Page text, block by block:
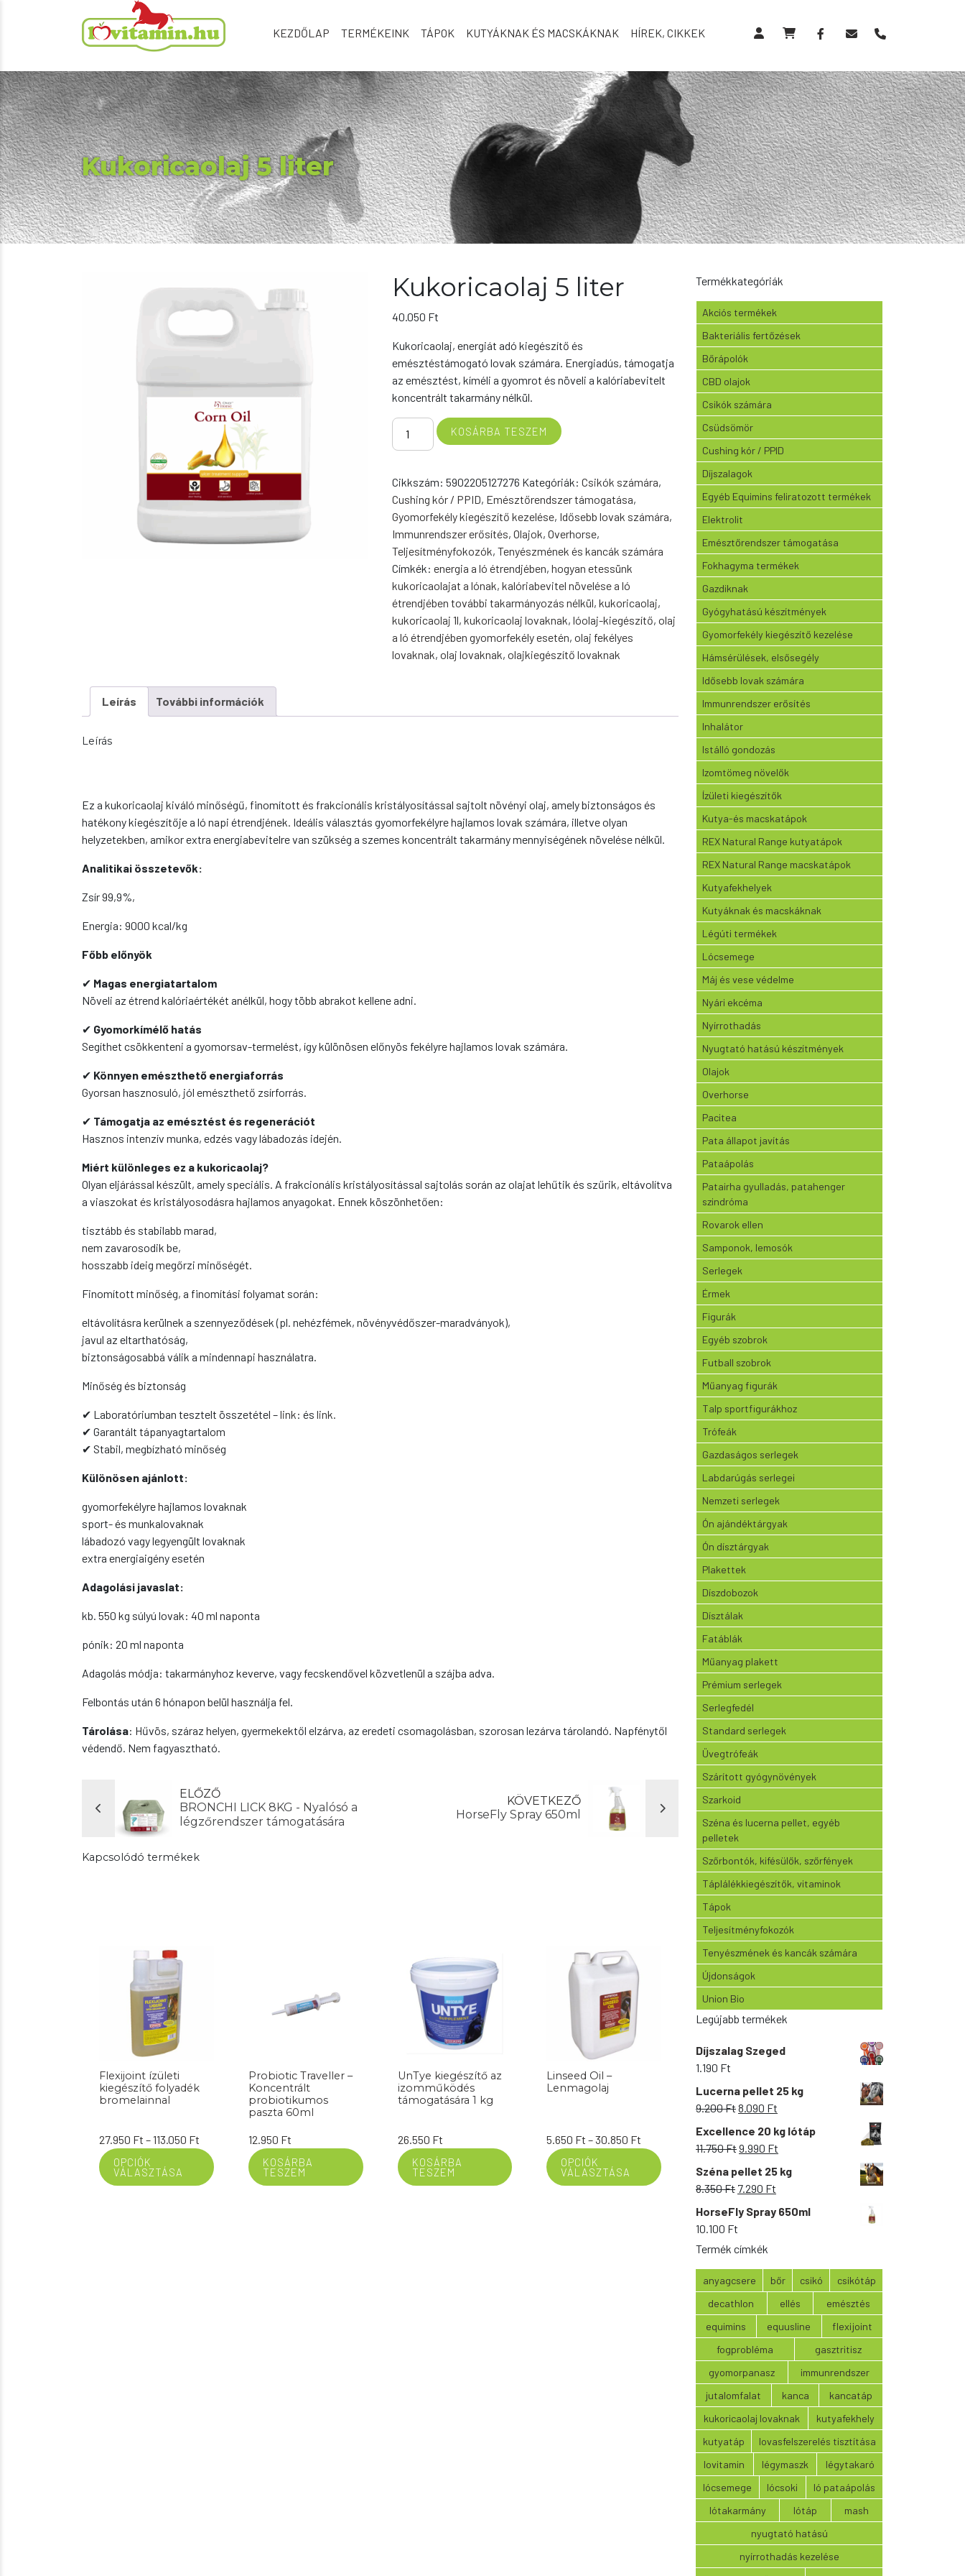
KEZDŐLAP TERMÉKEINK TÁPOK KUTYÁKNAK ÉS MACSKÁKNAK HÍREK, CIKKEK
Kukoricaolaj 5 liter
Kukoricaolaj 5 liter
40.050 Ft
Kukoricaolaj, energiát adó kiegészítő és
emésztéstámogató lovak számára. Energiadús, támogatja
az emésztést, kíméli a gyomrot és növeli a kalóriabevitelt
koncentrált takarmány nélkül.
Kukoricaolaj
mennyiség
KOSÁRBA TESZEM
Cikkszám:5902205127276 Kategóriák:Csikók számára,
Cushing kór / PPID, Emésztőrendszer támogatása,
Gyomorfekély kiegészítő kezelése, Idősebb lovak számára,
Immunrendszer erősítés,Olajok,Overhorse,
Teljesítményfokozók,Tenyészmének és kancák számára
Címkék:energia a ló étrendjében,hogyan etessünk
kukoricaolajat a lónak,kalóriabevitel növelése a ló
étrendjében további takarmányozás nélkül,kukoricaolaj,
kukoricaolaj 1l,kukoricaolaj lovaknak,lóolaj-kiegészítő,olaj
a ló étrendjében gyomorfekély esetén,olaj fekélyes
lovaknak,olaj lovaknak,olajkiegészítő lovaknak
Leírás További információk
Leírás
Ez a kukoricaolaj kiváló minőségű, finomított és frakcionális kristályosítással sajtolt növényi olaj, amely biztonságos és
hatékony kiegészítője a ló napi étrendjének. Ideális választás gyomorfekélyre hajlamos lovak számára, illetve olyan
helyzetekben, amikor extra energiabevitelre van szükség a szemes koncentrált takarmány mennyiségének növelése nélkül.
Analitikai összetevők:
Zsír 99,9%,
Energia: 9000 kcal/kg
Főbb előnyök
✔ Magas energiatartalom
Növeli az étrend kalóriaértékét anélkül, hogy több abrakot kellene adni.
✔ Gyomorkímélő hatás
Segíthet csökkenteni a gyomorsav-termelést, így különösen előnyös fekélyre hajlamos lovak számára.
✔ Könnyen emészthető energiaforrás
Gyorsan hasznosuló, jól emészthető zsírforrás.
✔ Támogatja az emésztést és regenerációt
Hasznos intenzív munka, edzés vagy lábadozás idején.
Miért különleges ez a kukoricaolaj?
Olyan eljárással készült, amely speciális. A frakcionális kristályosítással sajtolás során az olajat lehűtik és szűrik, eltávolítva
a viaszokat és kristályosodásra hajlamos anyagokat. Ennek köszönhetően:
tisztább és stabilabb marad,
nem zavarosodik be,
hosszabb ideig megőrzi minőségét.
Finomított minőség, a finomítási folyamat során:
eltávolításra kerülnek a szennyeződések (pl. nehézfémek, növényvédőszer-maradványok),
javul az eltarthatóság,
biztonságosabbá válik a mindennapi használatra.
Minőség és biztonság
✔ Laboratóriumban tesztelt összetétel –link: és link.
✔ Garantált tápanyagtartalom
✔ Stabil, megbízható minőség
Különösen ajánlott:
gyomorfekélyre hajlamos lovaknak
sport- és munkalovaknak
lábadozó vagy legyengült lovaknak
extra energiaigény esetén
Adagolási javaslat:
kb. 550 kg súlyú lovak: 40 ml naponta
pónik: 20 ml naponta
Adagolás módja: takarmányhoz keverve, vagy fecskendővel közvetlenül a szájba adva.
Felbontás után 6 hónapon belül használja fel.
Tárolása: Hűvös, száraz helyen, gyermekektől elzárva, az eredeti csomagolásban, szorosan lezárva tárolandó. Napfénytől
védendő. Nem fagyasztható.
ELŐZŐ
BRONCHI LICK 8KG - Nyalósó a
légzőrendszer támogatására
KÖVETKEZŐ
HorseFly Spray 650ml
Kapcsolódó termékek
Flexijoint ízületi
kiegészítő folyadék
bromelainnal
27.950 Ft –113.050 Ft Ártartomány:
27.950 Ft
113.050 Ft
OPCIÓK
VÁLASZTÁSA
Probiotic Traveller –
Koncentrált
probiotikumos
paszta 60ml
12.950 Ft
KOSÁRBA
TESZEM
UnTye kiegészítő az
izomműködés
támogatására 1 kg
26.550 Ft
KOSÁRBA
TESZEM
Linseed Oil –
Lenmagolaj
5.650 Ft –30.850 Ft Ártartomány:
5.650 Ft
30.850 Ft
OPCIÓK
VÁLASZTÁSA
Termékkategóriák
Akciós termékek
Bakteriális fertőzések
Bőrápolók
CBD olajok
Csikók számára
Csüdsömör
Cushing kór / PPID
Díjszalagok
Egyéb Equimins feliratozott termékek
Elektrolit
Emésztőrendszer támogatása
Fokhagyma termékek
Gazdiknak
Gyógyhatású készítmények
Gyomorfekély kiegészítő kezelése
Hámsérülések, elsősegély
Idősebb lovak számára
Immunrendszer erősítés
Inhalátor
Istálló gondozás
Izomtömeg növelők
Ízületi kiegészítők
Kutya-és macskatápok
REX Natural Range kutyatápok
REX Natural Range macskatápok
Kutyafekhelyek
Kutyáknak és macskáknak
Légúti termékek
Lócsemege
Máj és vese védelme
Nyári ekcéma
Nyírrothadás
Nyugtató hatású készítmények
Olajok
Overhorse
Pacitea
Pata állapot javítás
Pataápolás
Patairha gyulladás, patahenger
szindróma
Rovarok ellen
Samponok, lemosók
Serlegek
Érmek
Figurák
Egyéb szobrok
Futball szobrok
Műanyag figurák
Talp sportfigurákhoz
Trófeák
Gazdaságos serlegek
Labdarúgás serlegei
Nemzeti serlegek
Ón ajándéktárgyak
Ón dísztárgyak
Plakettek
Díszdobozok
Dísztálak
Fatáblák
Műanyag plakett
Prémium serlegek
Serlegfedél
Standard serlegek
Üvegtrófeák
Szárított gyógynövények
Szarkoid
Széna és lucerna pellet, egyéb
pelletek
Szőrbontók, kifésülők, szőrfények
Táplálékkiegészítők, vitaminok
Tápok
Teljesítményfokozók
Tenyészmének és kancák számára
Újdonságok
Union Bio
Legújabb termékek
Díjszalag Szeged
1.190 Ft
Lucerna pellet 25 kg
9.200FtOriginal
price
was:
9.200 Ft.
8.090 Ft
price
is:
8.090 Ft.
Excellence 20 kg lótáp
11.750FtOriginal
price
was:
11.750 Ft.
9.990 Ft
price
is:
Széna pellet 25 kg
8.350Ft Original
price
was:
7.290 Ft
price
HorseFly Spray 650ml
10.100 Ft
Termék címkék
anyagcsere bőr csikó
csikótáp
decathlon
ellés
emésztés
equimins
equusline
flexijoint
fogprobléma
gasztritisz
gyomorpanasz
immunrendszer
jutalomfalat
kanca
kancatáp
kukoricaolaj lovaknak
kutyafekhely
kutyatáp
lovasfelszerelés tisztítása
lovitamin
légymaszk
légytakaró
lócsemege
lócsoki
ló pataápolás
lótakarmány
lótáp
mash
nyugtató hatású
nyírrothadás kezelése